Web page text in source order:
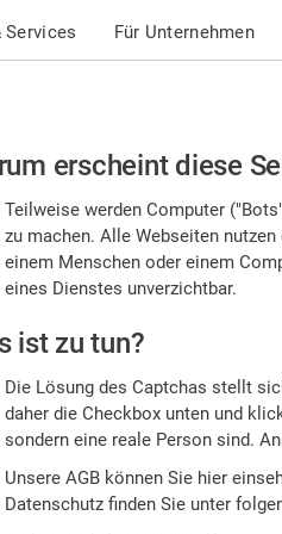
Services Für Unternehmen
erscheint diese
Teilweise werden Computer
zu machen. Alle Webseiten
einem Menschen oder einem
eines Dienstes unverzichtbar.
ist zu tun?
Die Lösung des Captchas stellt
daher die Checkbox unten und
sondern eine reale Person sind.
Unsere AGB können Sie hier
Datenschutz finden Sie unter